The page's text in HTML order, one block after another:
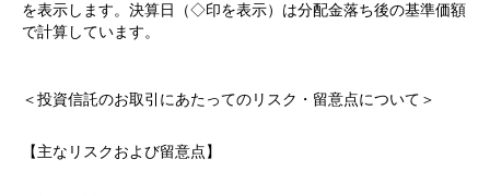
を表示します。決算日（◇印を表示）は分配金落ち後の基準価額
で計算しています。
＜投資信託のお取引にあたってのリスク・留意点について＞
【主なリスクおよび留意点】